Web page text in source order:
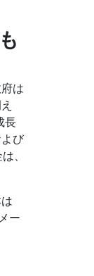
は
長
び
、
ー